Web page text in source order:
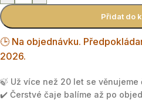
Přidat do
🕒 Na objednávku.
2026.
🍃 Už více než 20 let se
✔️ Čerstvé čaje balíme až po